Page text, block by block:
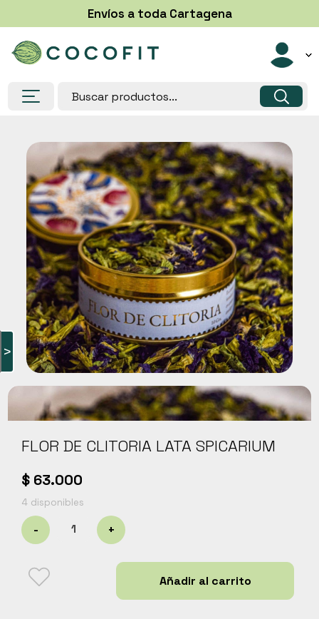
Envíos a toda Cartagena
Congelados
Helados y paletas
Lácteos, Huevos y sustitutos
Panadería y bases
Suplementos
Salud y belleza
Super Alimentos
Frutas y verduras
Postres saludables
Carnes
Libros y curiosidades
Hogar Jardín y mascotas
Cocobox
>
FLOR DE CLITORIA LATA SPICARIUM
$ 63.000
4 disponibles
-
FLOR
DE
+
Añadir al carrito